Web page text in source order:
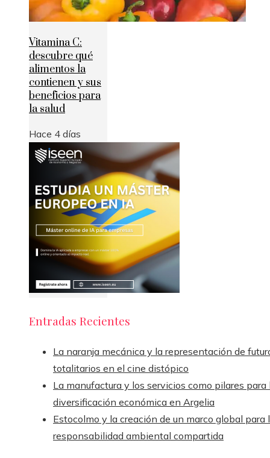
Vitamina C:
descubre qué
alimentos la
contienen y sus
beneficios para
la salud
Hace 4 días
Entradas Recientes
La naranja mecánica y la representación de
totalitarios en el cine distópico
La manufactura y los servicios como pilares para
diversificación económica en Argelia
Estocolmo y la creación de un marco global para
responsabilidad ambiental compartida